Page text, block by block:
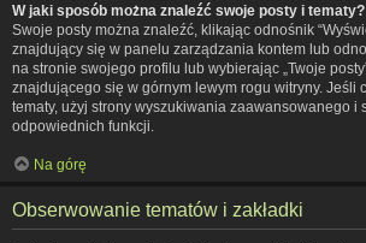
W jaki sposób można znaleźć swoje posty i tematy?
Swoje posty można znaleźć, klikając odnośnik
znajdujący się w panelu zarządzania kontem lub
na stronie swojego profilu lub wybierając „Twoje
znajdującego się w górnym lewym rogu witryny. Jeśli
tematy, użyj strony wyszukiwania zaawansowanego i
odpowiednich funkcji.
Na górę
Obserwowanie tematów i zakładki